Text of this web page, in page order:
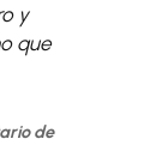
y
que
de